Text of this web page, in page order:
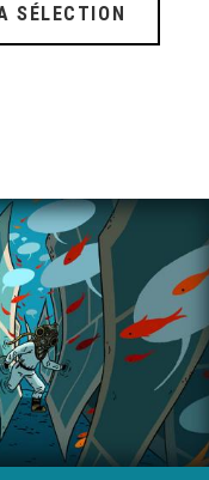
SÉLECTION